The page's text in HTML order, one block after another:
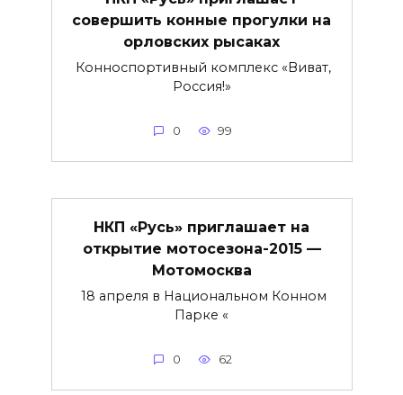
совершить конные прогулки на
орловских рысаках
Конноспортивный комплекс «Виват,
Россия!»
0 99
НКП «Русь» приглашает на
открытие мотосезона-2015 —
Мотомосква
18 апреля в Национальном Конном
Парке «
0 62